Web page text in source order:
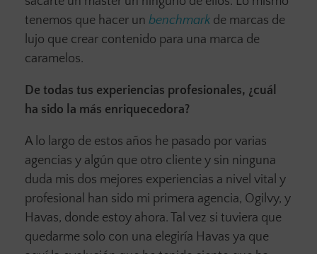
tenemos que hacer un benchmark de marcas de
lujo que crear contenido para una marca de
caramelos.
De todas tus experiencias profesionales, ¿cuál
ha sido la más enriquecedora?
A lo largo de estos años he pasado por varias
agencias y algún que otro cliente y sin ninguna
duda mis dos mejores experiencias a nivel vital y
profesional han sido mi primera agencia, Ogilvy, y
Havas, donde estoy ahora. Tal vez si tuviera que
quedarme solo con una elegiría Havas ya que